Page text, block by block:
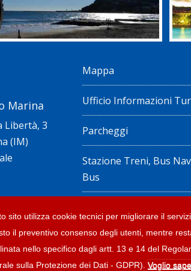
Marina
Libertà, 3
(IM)
Mappa
Ufficio Informazioni
Parcheggi
Stazione Treni, Bus
Bus
Dichiarazione di
sito utilizza cookie tecnici per migliorare il
il preventivo consenso degli utenti, mentre
nello specifico dagli artt. 13 e 14 del
sulla Protezione dei Dati - GDPR). Voglio